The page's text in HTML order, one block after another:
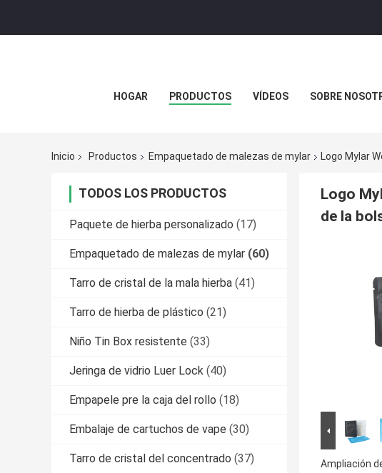
HOGAR PRODUCTOS VÍDEOS SOBRE
Inicio Productos Empaquetado de malezas de mylar Logo Mylar
TODOS LOS PRODUCTOS
Paquete de hierba personalizado (17)
Empaquetado de malezas de mylar (60)
Tarro de cristal de la mala hierba (41)
Tarro de hierba de plástico (21)
Niño Tin Box resistente (33)
Jeringa de vidrio Luer Lock (40)
Empapele pre la caja del rollo (18)
Embalaje de cartuchos de vape (30)
Tarro de cristal del concentrado (37)
Logo
de la
Ampliación